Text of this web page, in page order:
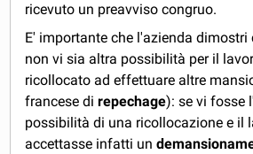
ricevuto un preavviso congruo.
E' importante che l'azienda
non vi sia altra possibilità per il
ricollocato ad effettuare altre
francese direpechage): se vi fosse
possibilità di una ricollocazione e il
accettasse infatti un